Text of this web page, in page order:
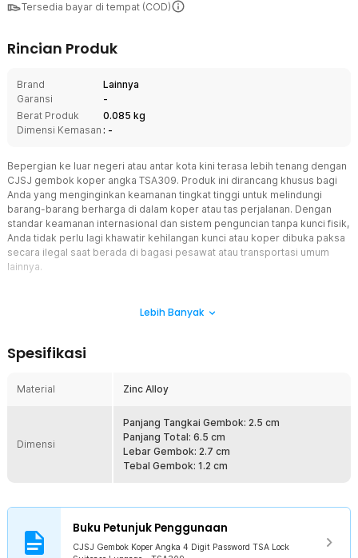
Tersedia bayar di tempat (COD)
Rincian Produk
Brand
Lainnya
Garansi
-
Berat Produk
0.085 kg
Dimensi Kemasan : -
Bepergian ke luar negeri atau antar kota kini terasa lebih tenang dengan
CJSJ gembok koper angka TSA309. Produk ini dirancang khusus bagi
Anda yang menginginkan keamanan tingkat tinggi untuk melindungi
barang-barang berharga di dalam koper atau tas perjalanan. Dengan
standar keamanan internasional dan sistem penguncian tanpa kunci fisik,
Anda tidak perlu lagi khawatir kehilangan kunci atau koper dibuka paksa
secara ilegal saat berada di bagasi pesawat atau transportasi umum
lainnya.
dan tenang berkat dukungan standar keamanan TSA (Transportation
bepergian ke luar negeri, karena memungkinkan petugas
keamanan bandara memeriksa koper Anda menggunakan kunci
paksa. Hal ini menjamin integritas koper Anda tetap terjaga
meskipun harus melewati prosedur pemeriksaan keamanan yang
ketat di berbagai negara.
digit angka yang menawarkan hingga 10 ribu kombinasi unik yang
dapat Anda atur sendiri. Karena hanya Anda yang mengetahui kode
akses tersebut, risiko pembobolan oleh pihak tidak bertanggung
jawab menjadi jauh lebih kecil dibandingkan gembok konvensional.
Lebih Banyak
Spesifikasi
Material Zinc Alloy
Dimensi
Panjang Tangkai Gembok: 2.5 cm
Panjang Total: 6.5 cm
Lebar Gembok: 2.7 cm
Tebal Gembok: 1.2 cm
Buku Petunjuk Penggunaan
CJSJ Gembok Koper Angka 4 Digit Password TSA Lock